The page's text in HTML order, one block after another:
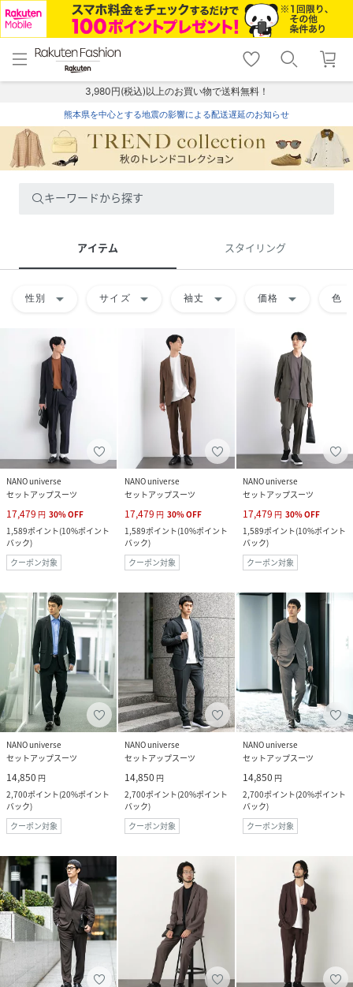
menu home
トップ
shopping_cart lock_outline
ログイン
3,980円(税込)以上のお買い物で送料無料！
熊本県を中心とする地震の影響による配送遅延のお知らせ
キーワードから探す
アイテム スタイリング
性別 arrow_drop_down サイズ arrow_drop_down 袖丈 arrow_drop_down 価格 arrow_drop_down 色
NANO universe
セットアップスーツ
17,479 円 30%OFF
1,589ポイント(10%ポイント
バック)
クーポン対象
NANO universe
セットアップスーツ
17,479 円 30%OFF
1,589ポイント(10%ポイント
バック)
クーポン対象
NANO universe
セットアップスーツ
17,479 円 30%OFF
1,589ポイント(10%ポイント
バック)
クーポン対象
NANO universe
セットアップスーツ
14,850 円
2,700ポイント(20%ポイント
バック)
クーポン対象
NANO universe
セットアップスーツ
14,850 円
2,700ポイント(20%ポイント
バック)
クーポン対象
NANO universe
セットアップスーツ
14,850 円
2,700ポイント(20%ポイント
バック)
クーポン対象